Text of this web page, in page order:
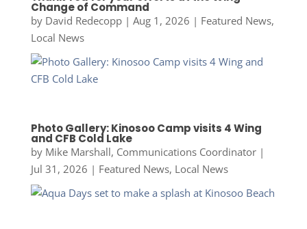
Change of Command
by David Redecopp| Aug 1, 2026 | Featured News,
Local News
Photo Gallery: Kinosoo Camp visits 4 Wing
and CFB Cold Lake
by Mike Marshall, Communications Coordinator|
Jul 31, 2026 | Featured News, Local News